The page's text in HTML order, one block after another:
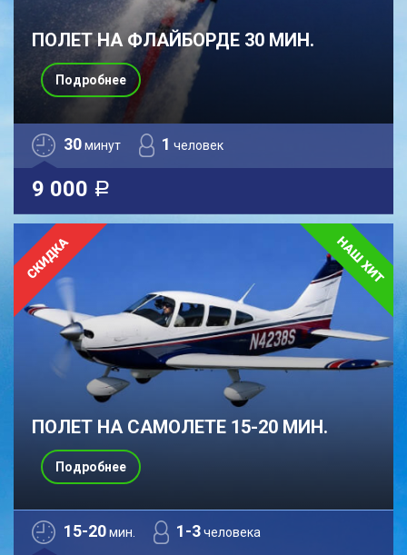
ПОЛЕТ НА ФЛАЙБОРДЕ 30 МИН.
30минут 1 человек
9 000 a
Подробнее
ПОЛЕТ НА САМОЛЕТЕ 15-20 МИН.
15-20мин. 1-3человека
Подробнее